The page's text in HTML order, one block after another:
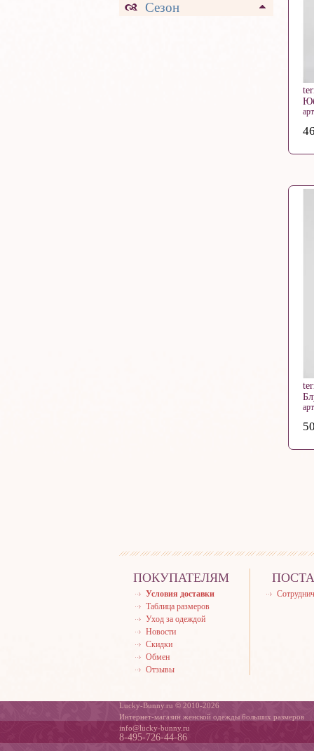
Сезон
ПОКУПАТЕЛЯМ
Условия доставки
Таблица размеров
Уход за одеждой
Новости
Скидки
Обмен
Отзывы
Lucky-Bunny.ru © 2010-2026
Интернет-магазин женской одежды больших размеров
info@lucky-bunny.ru
8-495-726-44-86